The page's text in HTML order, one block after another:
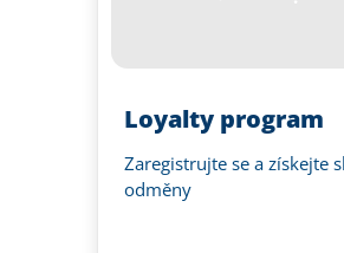
Loyalty program
Zaregistrujte se a získejte
odměny